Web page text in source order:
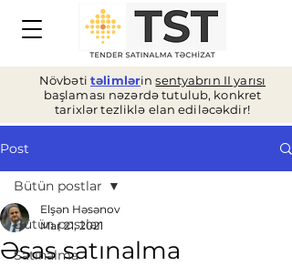
Növbəti təlimlərinsentyabrın II yarısı
başlaması nəzərdə tutulub, konkret
tarixlər tezliklə elan ediləcəkdir!
Post
Bütün postlar
Satınalma
Bütün postlar
Əsas satınalma
Elşən Həsənov
Mar 21, 2021